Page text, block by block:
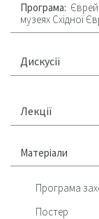
Програма:
музеях Східної
Дискусії
Лекції
Матеріали
Програма
Постер